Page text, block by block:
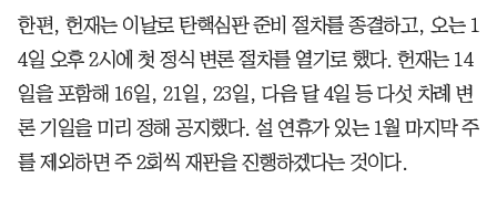
한편, 헌재는 이날로 탄핵심판 준비 절차를 종결하고, 오는 1
4일 오후 2시에 첫 정식 변론 절차를 열기로 했다. 헌재는 14
일을 포함해 16일, 21일, 23일, 다음 달 4일 등 다섯 차례 변
론 기일을 미리 정해 공지했다. 설 연휴가 있는 1월 마지막 주
를 제외하면 주 2회씩 재판을 진행하겠다는 것이다.